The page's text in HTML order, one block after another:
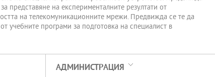
представяне на експерименталните резултати от
на телекомуникационните мрежи. Предвижда се те да
учебните програми за подготовка на специалист в
АДМИНИСТРАЦИЯ